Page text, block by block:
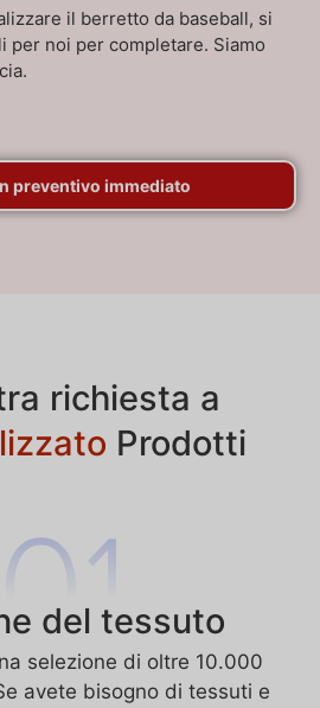
il berretto da baseball, si
per noi per completare. Siamo
preventivo immediato
richiesta a
Prodotti
del tessuto
selezione di oltre 10.000
avete bisogno di tessuti e